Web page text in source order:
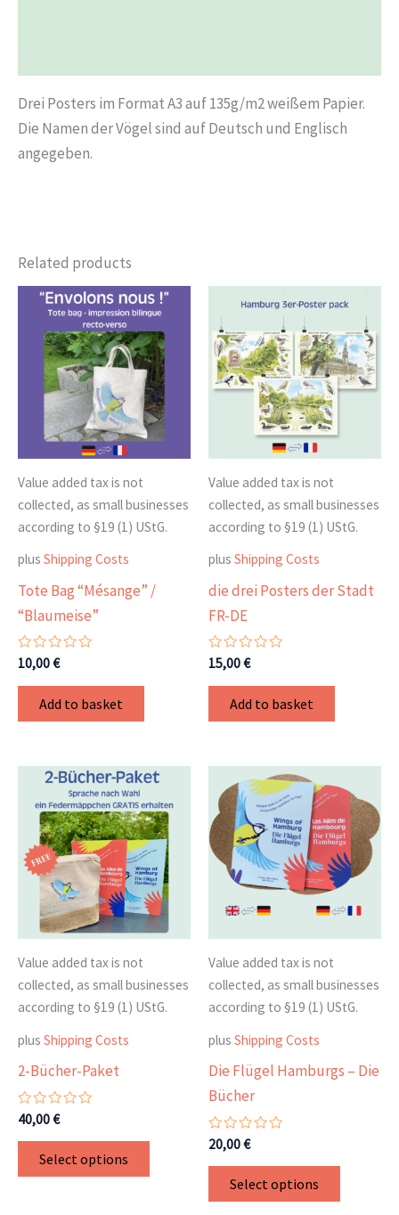
Drei Posters im Format A3 auf 135g/m2 weißem Papier.
Die Namen der Vögel sind auf Deutsch und Englisch
angegeben.
Related products
Value added tax is not
collected, as small businesses
according to §19 (1) UStG.
plus Shipping Costs
Tote Bag “Mésange” /
“Blaumeise”
Rated
out
10,00€
Add to basket
Value added tax is not
collected, as small businesses
according to §19 (1) UStG.
plus Shipping Costs
die drei Posters der Stadt
FR-DE
Rated
out
15,00€
Add to basket
Value added tax is not
collected, as small businesses
according to §19 (1) UStG.
plus Shipping Costs
2-Bücher-Paket
Rated
0
out
40,00€
Select options
This
Value added tax is not
collected, as small businesses
according to §19 (1) UStG.
plus Shipping Costs
Die Flügel Hamburgs – Die
Bücher
Rated
0
out
20,00€
Select options
This